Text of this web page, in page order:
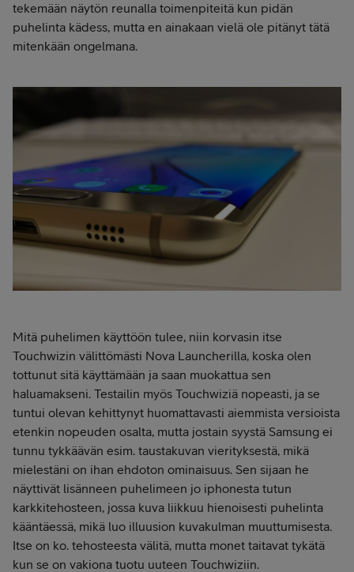
tekemään näytön reunalla toimenpiteitä kun pidän
puhelinta kädess, mutta en ainakaan vielä ole pitänyt tätä
mitenkään ongelmana.
Mitä puhelimen käyttöön tulee, niin korvasin itse
Touchwizin välittömästi Nova Launcherilla, koska olen
tottunut sitä käyttämään ja saan muokattua sen
haluamakseni. Testailin myös Touchwiziä nopeasti, ja se
tuntui olevan kehittynyt huomattavasti aiemmista versioista
etenkin nopeuden osalta, mutta jostain syystä Samsung ei
tunnu tykkäävän esim. taustakuvan vierityksestä, mikä
mielestäni on ihan ehdoton ominaisuus. Sen sijaan he
näyttivät lisänneen puhelimeen jo iphonesta tutun
karkkitehosteen, jossa kuva liikkuu hienoisesti puhelinta
kääntäessä, mikä luo illuusion kuvakulman muuttumisesta.
Itse on ko. tehosteesta välitä, mutta monet taitavat tykätä
kun se on vakiona tuotu uuteen Touchwiziin.